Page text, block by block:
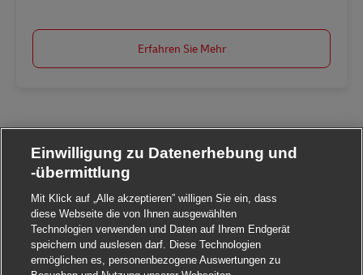
Erfahren Sie Mehr
Einwilligung zu Datenerhebung und
-übermittlung
Mit Klick auf „Alle akzeptieren” willigen Sie ein, dass
diese Webseite die von Ihnen ausgewählten
Technologien verwenden und Daten auf Ihrem Endgerät
speichern und auslesen darf. Diese Technologien
ermöglichen es, personenbezogene Auswertungen zu